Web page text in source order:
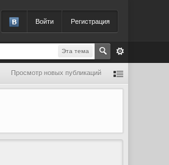
Войти Регистрация
Эта тема
Просмотр новых публикаций